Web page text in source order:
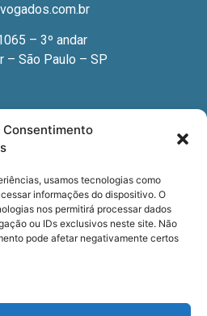
usamos tecnologias como
informações do dispositivo. O
nos permitirá processar dados
ou IDs exclusivos neste site. Não
pode afetar negativamente certos
– 3º andar
– São Paulo – SP
eventos?